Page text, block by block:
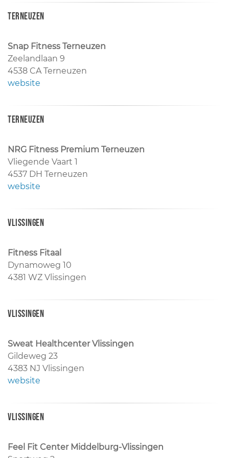
Terneuzen
Snap Fitness Terneuzen
Zeelandlaan 9
4538 CA Terneuzen
website
Terneuzen
NRG Fitness Premium Terneuzen
Vliegende Vaart 1
4537 DH Terneuzen
website
Vlissingen
Fitness Fitaal
Dynamoweg 10
4381 WZ Vlissingen
Vlissingen
Sweat Healthcenter Vlissingen
Gildeweg 23
4383 NJ Vlissingen
website
Vlissingen
Feel Fit Center Middelburg-Vlissingen